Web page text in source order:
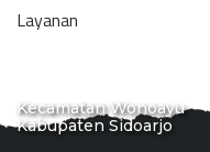
Layanan
Kecamatan Wonoayu
Kabupaten Sidoarjo